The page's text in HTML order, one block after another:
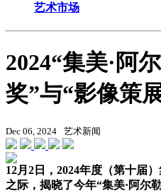
艺术市场
2024“集美·阿
奖”与“影像策
Dec 06, 2024 艺术新闻
12月2日，2024年度（第十届
之际，揭晓了今年“集美·阿尔